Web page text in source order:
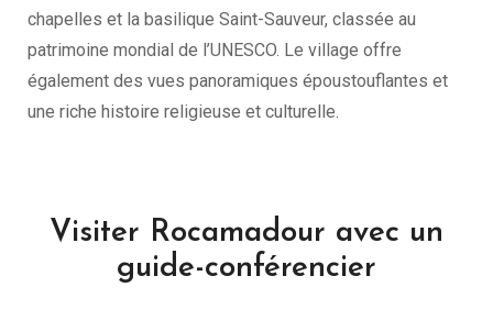
chapelles et la basilique Saint-Sauveur, classée au
patrimoine mondial de l’UNESCO. Le village offre
également des vues panoramiques époustouflantes et
une riche histoire religieuse et culturelle.
Visiter Rocamadour avec un
guide-conférencier